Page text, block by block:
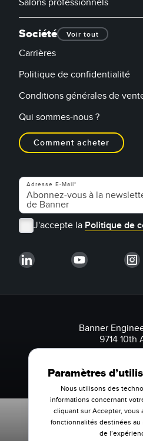
Société Voir tout
Carrières
Politique de confidentialité
Conditions générales de
Qui sommes-nous ?
Comment acheter
Adresse E-Mail
J'accepte la Politique de
Banner
9714 10th
1-888-3-
Paramètres
Nous utilisons des
informations concernant
cliquant sur Accepter, vous
fonctionnalités destinées au
de